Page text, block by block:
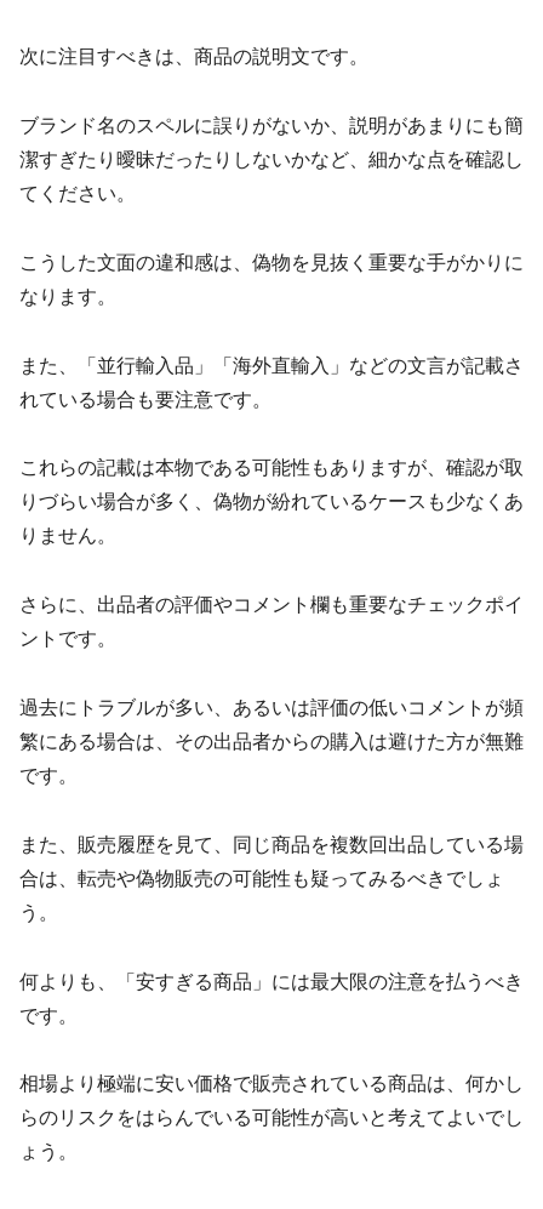
次に注目すべきは、商品の説明文です。
ブランド名のスペルに誤りがないか、説明があまりにも簡
潔すぎたり曖昧だったりしないかなど、細かな点を確認し
てください。
こうした文面の違和感は、偽物を見抜く重要な手がかりに
なります。
また、「並行輸入品」「海外直輸入」などの文言が記載さ
れている場合も要注意です。
これらの記載は本物である可能性もありますが、確認が取
りづらい場合が多く、偽物が紛れているケースも少なくあ
りません。
さらに、出品者の評価やコメント欄も重要なチェックポイ
ントです。
過去にトラブルが多い、あるいは評価の低いコメントが頻
繁にある場合は、その出品者からの購入は避けた方が無難
です。
また、販売履歴を見て、同じ商品を複数回出品している場
合は、転売や偽物販売の可能性も疑ってみるべきでしょ
う。
何よりも、「安すぎる商品」には最大限の注意を払うべき
です。
相場より極端に安い価格で販売されている商品は、何かし
らのリスクをはらんでいる可能性が高いと考えてよいでし
ょう。